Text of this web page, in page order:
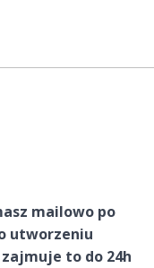
mailowo po
utworzeniu
to do 24h